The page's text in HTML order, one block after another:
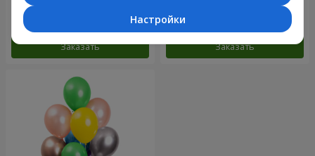
Заказать Заказать
Настройки